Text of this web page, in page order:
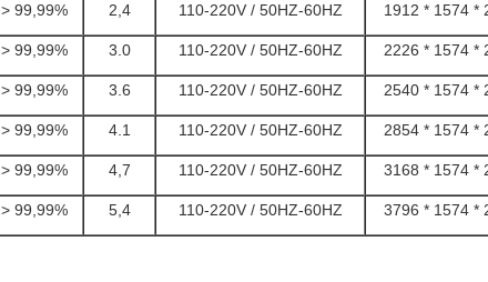
> 99,99% 2,4 110-220V / 50HZ-60HZ 1912 * 1574 *
> 99,99% 3.0 110-220V / 50HZ-60HZ 2226 * 1574 *
> 99,99% 3.6 110-220V / 50HZ-60HZ 2540 * 1574 *
> 99,99% 4.1 110-220V / 50HZ-60HZ 2854 * 1574 *
> 99,99% 4,7 110-220V / 50HZ-60HZ 3168 * 1574 *
> 99,99% 5,4 110-220V / 50HZ-60HZ 3796 * 1574 *